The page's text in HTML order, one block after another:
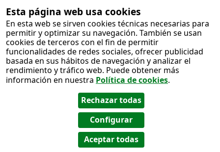
Esta página web usa cookies
En esta web se sirven cookies técnicas necesarias para
permitir y optimizar su navegación. También se usan
cookies de terceros con el fin de permitir
funcionalidades de redes sociales, ofrecer publicidad
basada en sus hábitos de navegación y analizar el
rendimiento y tráfico web. Puede obtener más
información en nuestra Política de cookies.